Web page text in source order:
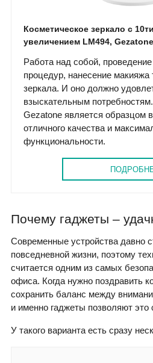
Косметическое зеркало с
увеличением LM494, Gezatone
Работа над собой,
процедур, нанесение макияжа
зеркала. И оно должно
взыскательным
Gezatone является образцом
отличного качества и
функциональности.
Почему гаджеты –
Современные устройства давно
повседневной жизни, поэтому
считается одним из самых
офиса. Когда нужно поздравить
сохранить баланс между
и именно гаджеты позволяют это
У такого варианта есть сразу